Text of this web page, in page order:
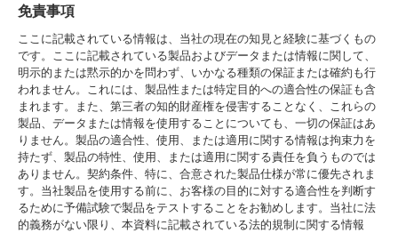
免責事項
ここに記載されている情報は、当社の現在の知見と経験に基づくもの
です。ここに記載されている製品およびデータまたは情報に関して、
明示的または黙示的かを問わず、いかなる種類の保証または確約も行
われません。これには、製品性または特定目的への適合性の保証も含
まれます。また、第三者の知的財産権を侵害することなく、これらの
製品、データまたは情報を使用することについても、一切の保証はあ
りません。製品の適合性、使用、または適用に関する情報は拘束力を
持たず、製品の特性、使用、または適用に関する責任を負うものでは
ありません。契約条件、特に、合意された製品仕様が常に優先されま
す。当社製品を使用する前に、お客様の目的に対する適合性を判断す
るために予備試験で製品をテストすることをお勧めします。当社に法
的義務がない限り、本資料に記載されている法的規制に関する情報